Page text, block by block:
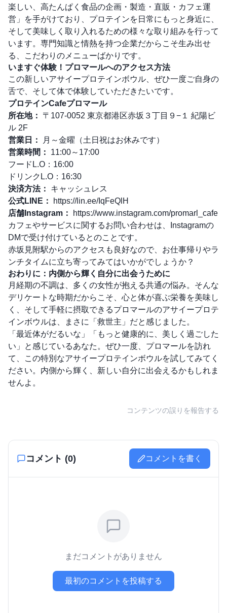
楽しい、高たんぱく食品の企画・製造・直販・カフェ運
営」を手がけており、プロテインを日常にもっと身近に、
そして美味しく取り入れるための様々な取り組みを行って
います。専門知識と情熱を持つ企業だからこそ生み出せ
る、こだわりのメニューばかりです。
いますぐ体験！プロマールへのアクセス方法
この新しいアサイープロテインボウル、ぜひ一度ご自身の
舌で、そして体で体験していただきたいです。
プロテインCafeプロマール
所在地：
〒107-0052 東京都港区赤坂３丁目９−１ 紀陽ビ
ル 2F
営業日：
月～金曜（土日祝はお休みです）
営業時間：
11:00～17:00
フードL.O：16:00
ドリンクL.O：16:30
決済方法：
キャッシュレス
公式LINE：
https://lin.ee/IqFeQlH
店舗Instagram：
https://www.instagram.com/promarl_cafe
カフェやサービスに関するお問い合わせは、Instagramの
DMで受け付けているとのことです。
赤坂見附駅からのアクセスも良好なので、お仕事帰りやラ
ンチタイムに立ち寄ってみてはいかがでしょうか？
おわりに：内側から輝く自分に出会うために
月経期の不調は、多くの女性が抱える共通の悩み。そんな
デリケートな時期だからこそ、心と体が喜ぶ栄養を美味し
く、そして手軽に摂取できるプロマールのアサイープロテ
インボウルは、まさに「救世主」だと感じました。
「最近体がだるいな」「もっと健康的に、美しく過ごした
い」と感じているあなた。ぜひ一度、プロマールを訪れ
て、この特別なアサイープロテインボウルを試してみてく
ださい。内側から輝く、新しい自分に出会えるかもしれま
せんよ。
コンテンツの誤りを報告する
コメント (0) コメントを書く
まだコメントがありません
最初のコメントを投稿する